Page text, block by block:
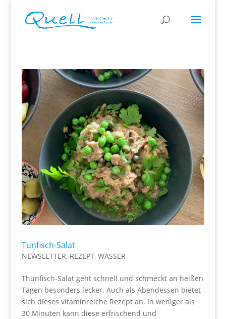
Tunfisch-Salat
NEWSLETTER, REZEPT, WASSER
Thunfisch-Salat geht schnell und schmeckt an heißen
Tagen besonders lecker. Auch als Abendessen bietet
sich dieses vitaminreiche Rezept an. In weniger als
30 Minuten kann diese erfrischend und